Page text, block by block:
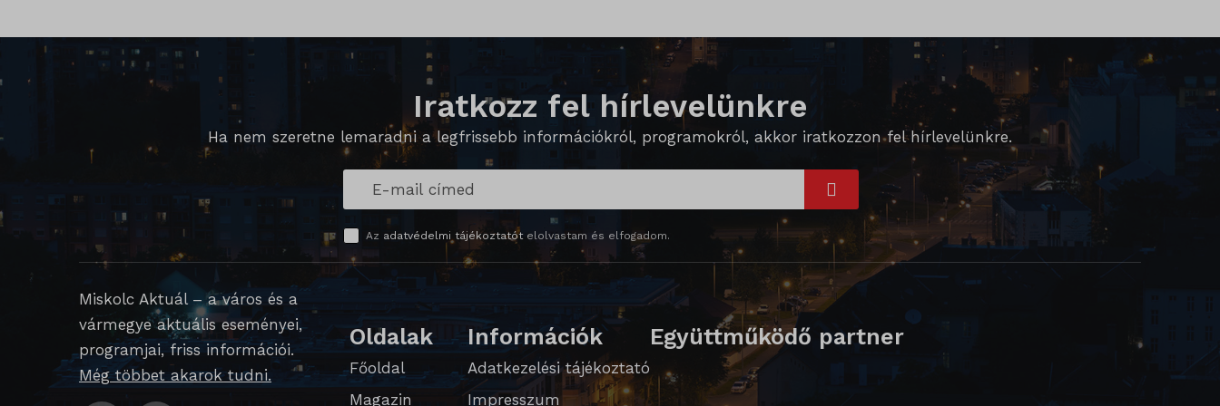
Iratkozz fel hírlevelünkre
Ha nem szeretne lemaradni a legfrissebb információkról, programokról, akkor iratkozzon fel hírlevelünkre.
Az adatvédelmi tájékoztatótelolvastam és elfogadom.
Miskolc Aktuál – a város és a
vármegye aktuális eseményei,
programjai, friss információi.
Még többet akarok tudni.
Oldalak
Főoldal
Magazin
Információk
Adatkezelési tájékoztató
Impresszum
Együttműködő partner
chatbase_anon_id
cookieyes-consent
i18next
litespeed_qc_hide_banner
perf_*
SameSite
SL_GWPT_Show_Hide_tmp
SL_wptGlobTipTmp